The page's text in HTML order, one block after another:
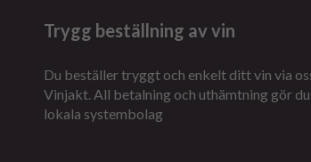
Trygg beställning av vin
Du beställer tryggt och enkelt ditt vin via
Vinjakt. All betalning och uthämtning gör
lokala systembolag